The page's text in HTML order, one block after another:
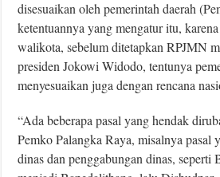
disesuaikan oleh pemerintah daerah
ketentuannya yang mengatur itu,
walikota, sebelum ditetapkan RPJMN
presiden Jokowi Widodo, tentunya
menyesuaikan juga dengan rencana
“Ada beberapa pasal yang hendak
Pemko Palangka Raya, misalnya pasal
dinas dan penggabungan dinas, seperti